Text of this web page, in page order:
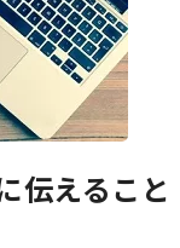
伝えること